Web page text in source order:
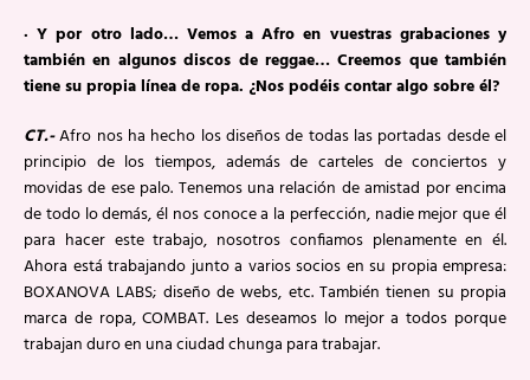
· Y por otro lado… Vemos a Afro en vuestras grabaciones y
también en algunos discos de reggae… Creemos que también
tiene su propia línea de ropa. ¿Nos podéis contar algo sobre él?
CT.-Afro nos ha hecho los diseños de todas las portadas desde el
principio de los tiempos, además de carteles de conciertos y
movidas de ese palo. Tenemos una relación de amistad por encima
de todo lo demás, él nos conoce a la perfección, nadie mejor que él
para hacer este trabajo, nosotros confiamos plenamente en él.
Ahora está trabajando junto a varios socios en su propia empresa:
BOXANOVA LABS; diseño de webs, etc. También tienen su propia
marca de ropa, COMBAT. Les deseamos lo mejor a todos porque
trabajan duro en una ciudad chunga para trabajar.